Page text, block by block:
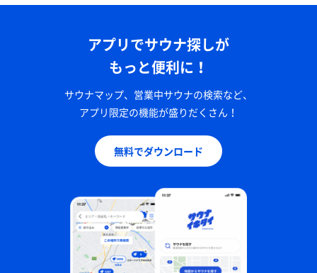
アプリでサウナ探しが
もっと便利に！
サウナマップ、営業中サウナの検索など、
アプリ限定の機能が盛りだくさん！
無料でダウンロード